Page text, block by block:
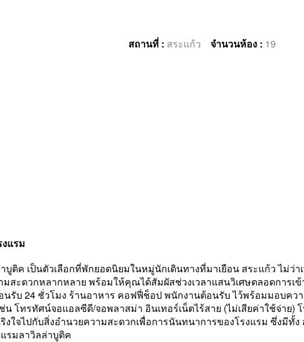
สถานที่ : สระแก้ว จำนวนห้อง : 19
งแรม
เป็นตัวเลือกที่พักยอดนิยมในหมู่นักเดินทางที่มาเยือน สระแก้ว ไม่ว่า
สะดวกหลากหลาย พร้อมให้คุณได้สัมผัสช่วงเวลาแสนวิเศษตลอดการเ
นรับ 24 ชั่วโมง ร้านอาหาร คอฟฟี่ช็อป พนักงานต้อนรับ ไว้พร้อมมอบค
น โทรทัศน์จอแอลซีดี/จอพลาสม่า อินเทอร์เน็ตไร้สาย (ไม่เสียค่าใช้จ่าย)
ริงใจไปกับสิ่งอำนวยความสะดวกเพื่อการนันทนาการของโรงแรม ซึ่งมี
รมลาวิลล่าบูติค